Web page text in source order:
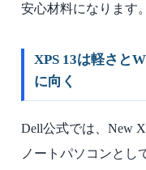
安心材料になります。
XPS 13は軽さと
に向く
Dell公式では、New
ノートパソコンとし